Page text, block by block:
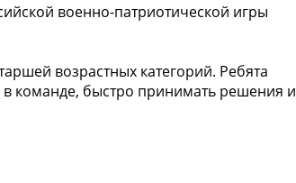
военно-патриотической игры
возрастных категорий. Ребята
в команде, быстро принимать решения и